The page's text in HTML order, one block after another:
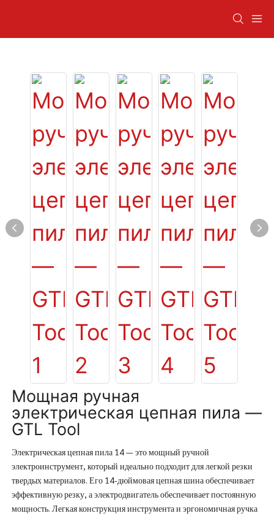
Мощная ручная
электрическая цепная пила —
GTL Tool
Электрическая цепная пила 14 — это мощный ручной
электроинструмент, который идеально подходит для легкой резки
твердых материалов. Его 14-дюймовая цепная шина обеспечивает
эффективную резку, а электродвигатель обеспечивает постоянную
мощность. Легкая конструкция инструмента и эргономичная ручка